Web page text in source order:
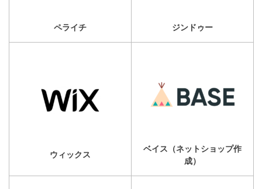
ペライチ ジンドゥー
ウィックス
ベイス（ネットショップ作
成）